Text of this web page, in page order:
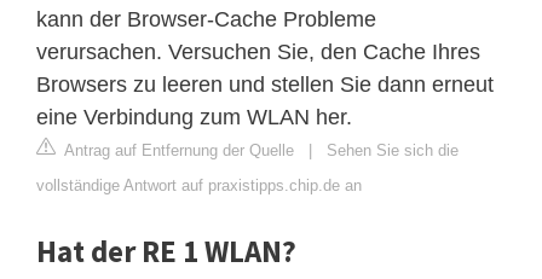
kann der Browser-Cache Probleme
verursachen. Versuchen Sie, den Cache Ihres
Browsers zu leeren und stellen Sie dann erneut
eine Verbindung zum WLAN her.
Antrag auf Entfernung der Quelle | Sehen Sie sich die
vollständige Antwort auf praxistipps.chip.de an
Hat der RE 1 WLAN?